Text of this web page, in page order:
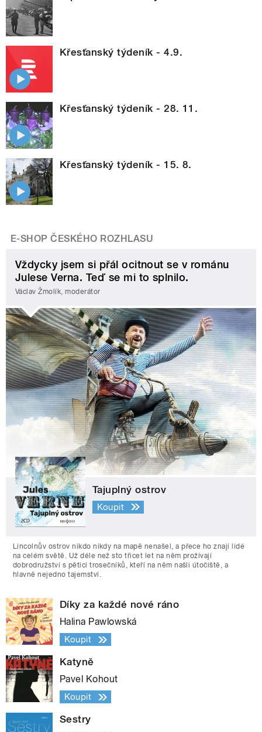
Křesťanský týdeník - 4.9.
Křesťanský týdeník - 28. 11.
Křesťanský týdeník - 15. 8.
E-SHOP ČESKÉHO ROZHLASU
Vždycky jsem si přál ocitnout se v románu
Julese Verna. Teď se mi to splnilo.
Václav Žmolík, moderátor
Tajuplný ostrov
Koupit
Lincolnův ostrov nikdo nikdy na mapě nenašel, a přece ho znají lidé
na celém světě. Už déle než sto třicet let na něm prožívají
dobrodružství s pěticí trosečníků, kteří na něm našli útočiště, a
hlavně nejedno tajemství.
Díky za každé nové ráno
Halina Pawlowská
Koupit
Katyně
Pavel Kohout
Koupit
Sestry